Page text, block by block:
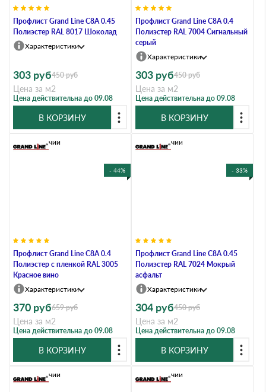
Профлист Grand Line C8A 0.45
Полиэстер RAL 8017 Шоколад
Характеристики
303 руб450руб
Цена за м2
Цена действительна до 09.08
В КОРЗИНУ
Профлист Grand Line C8A 0.4
Полиэстер RAL 7004 Сигнальный
серый
Характеристики
303 руб450руб
Цена за м2
Цена действительна до 09.08
В КОРЗИНУ
- 44%
Профлист Grand Line C8A 0.4
Полиэстер с пленкой RAL 3005
Красное вино
В наличии
Характеристики
370 руб659руб
Цена за м2
Цена действительна до 09.08
В КОРЗИНУ
- 33%
Профлист Grand Line C8A 0.45
Полиэстер RAL 7024 Мокрый
асфальт
В наличии
Характеристики
304 руб450руб
Цена за м2
Цена действительна до 09.08
В КОРЗИНУ
В наличии В наличии